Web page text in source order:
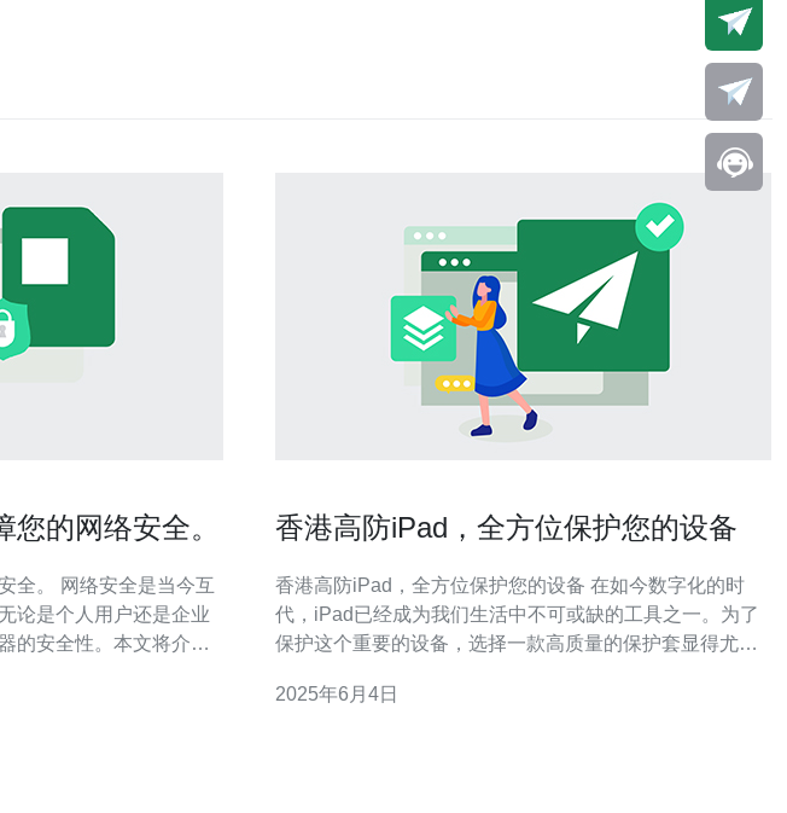
的网络安全。
当今互
论是个人用户还是企业
的安全性。本文将介绍
务器，能够有效抵御各
香港高防iPad，全方位保护您的设备
香港高防iPad，全方位保护您的设备 在如今数字化的时
代，iPad已经成为我们生活中不可或缺的工具之一。为了
保护这个重要的设备，选择一款高质量的保护套显得尤为
能够全方位保护您的iPad，让您的设备远离划痕和摔落的
2025年6月4日